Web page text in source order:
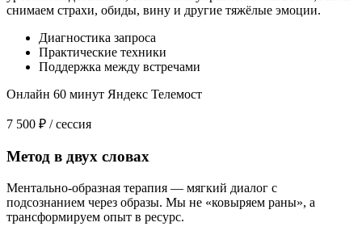
снимаем страхи, обиды, вину и другие тяжёлые эмоции.
Диагностика запроса
Практические техники
Поддержка между встречами
Онлайн 60 минут Яндекс Телемост
7 500 ₽ / сессия
Метод в двух словах
Ментально-образная терапия — мягкий диалог с
подсознанием через образы. Мы не «ковыряем раны», а
трансформируем опыт в ресурс.